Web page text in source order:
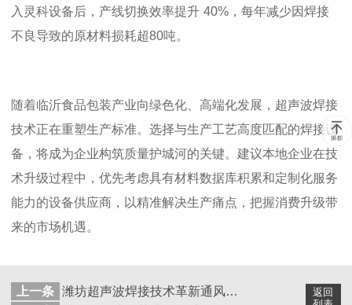
入灵科设备后，产线切换效率提升 40% ，每年减少因焊接
不良导致的原材料损耗超80吨。
随着临沂食品包装产业向绿色化、高端化发展，超声波焊接
技术正在重塑生产标准。选择与生产工艺高度匹配的焊接设
备，将成为企业构筑质量护城河的关键。建议本地企业在技
术升级过程中，优先考虑具有材料数据库积累和定制化服务
能力的设备供应商，以精准解决生产痛点，把握消费升级带
来的市场机遇。
返回
上一条
潍坊超声波焊接技术革新通风叶片制造 突破轻量化精密焊接瓶颈